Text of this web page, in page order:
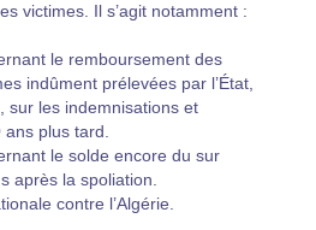
victimes. Il s’agit notamment :
le remboursement des
indûment prélevées par l’État,
sur les indemnisations et
plus tard.
le solde encore du sur
après la spoliation.
contre l’Algérie.